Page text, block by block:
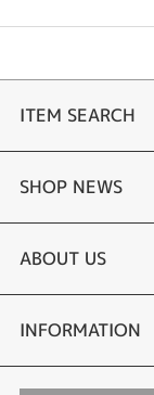
ITEM SEARCH
婚約指輪 結婚指輪
ラボグロウンダイ
手作り結婚指輪
手作りペアリング
SHOP NEWS
商品一覧
ブランドリスト
ABOUT US
店舗情報・会社概要
INFORMATION